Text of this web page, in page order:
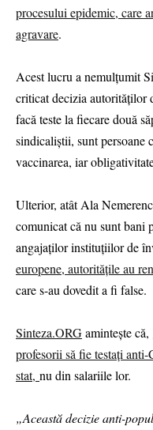
procesului epidemic, care
agravare.
Acest lucru a nemulțumit
criticat decizia autorităților
facă teste la fiecare două
sindicaliștii, sunt persoane
vaccinarea, iar
Ulterior, atât Ala
comunicat că nu sunt bani
angajaților instituțiilor de
europene, autoritățile au
care s-au dovedit a fi false.
Sinteza.ORGamintește că,
profesorii să fie testați
stat, nu din salariile lor.
„Această decizie anti-